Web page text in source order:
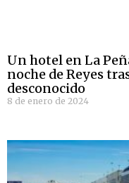
Un hotel en La
noche de Reyes
desconocido
8 de enero de 2024